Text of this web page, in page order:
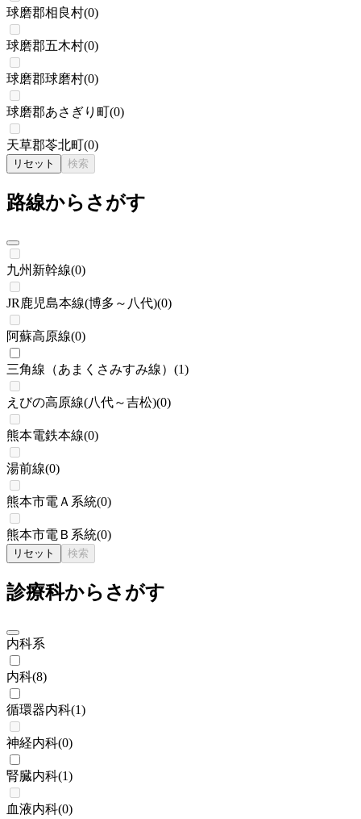
球磨郡相良村(0)
球磨郡五木村(0)
球磨郡球磨村(0)
球磨郡あさぎり町(0)
天草郡苓北町(0)
リセット 検索
路線からさがす
九州新幹線(0)
JR鹿児島本線(博多～八代)(0)
阿蘇高原線(0)
三角線（あまくさみすみ線） (1)
えびの高原線(八代～吉松)(0)
熊本電鉄本線(0)
湯前線(0)
熊本市電Ａ系統(0)
熊本市電Ｂ系統(0)
リセット 検索
診療科からさがす
内科系
内科(8)
循環器内科(1)
神経内科(0)
腎臓内科(1)
血液内科(0)